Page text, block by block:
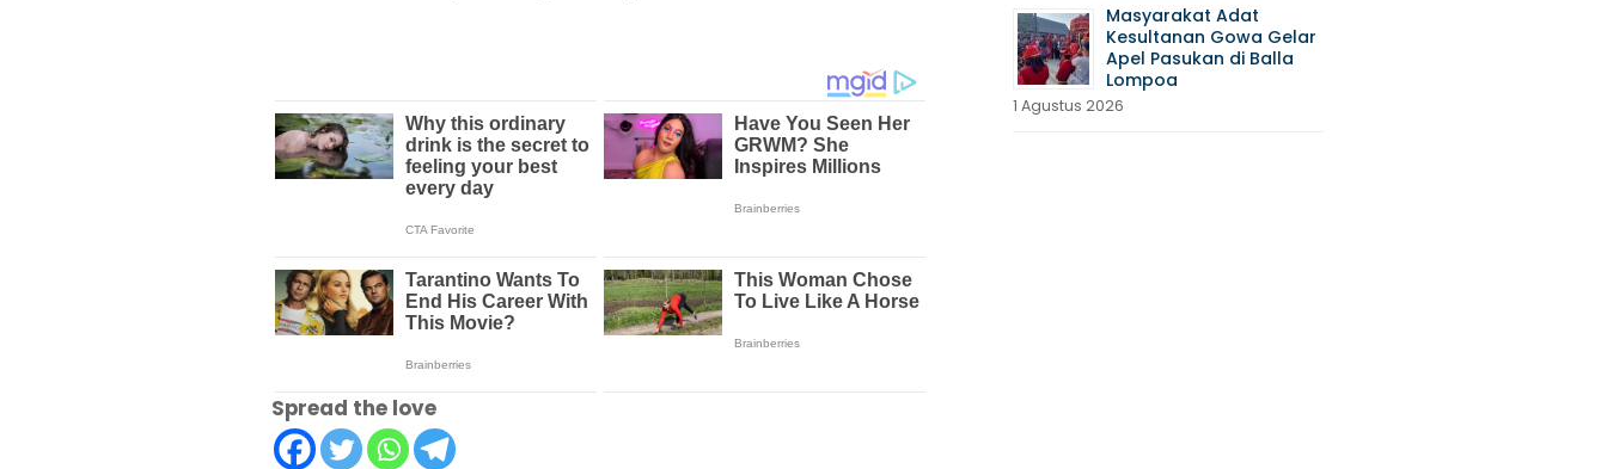
Spread the love
Masyarakat Adat
Kesultanan Gowa Gelar
Apel Pasukan di Balla
Lompoa
1 Agustus 2026